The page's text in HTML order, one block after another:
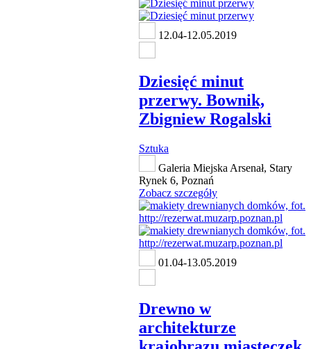
12.04-12.05.2019
Dziesięć minut
przerwy. Bownik,
Zbigniew Rogalski
Sztuka
Galeria Miejska Arsenał, Stary
Rynek 6, Poznań
Zobacz szczegóły
01.04-13.05.2019
Drewno w
architekturze